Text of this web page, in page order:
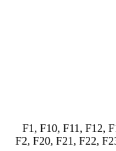
F1 , F10, F11 , F12,
F2, F20, F21 , F22,